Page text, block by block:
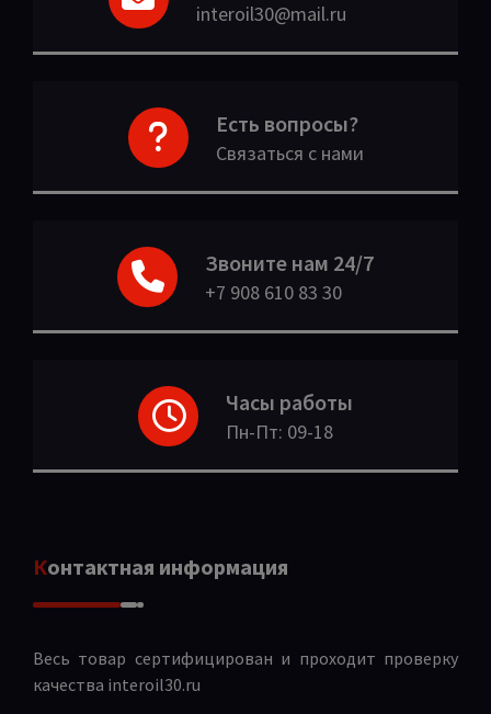
interoil30@mail.ru
Есть вопросы?
Связаться с нами
Звоните нам 24/7
+7 908 610 83 30
Часы работы
Пн-Пт: 09-18
Контактная информация
Весь товар сертифицирован и проходит проверку
качества interoil30.ru